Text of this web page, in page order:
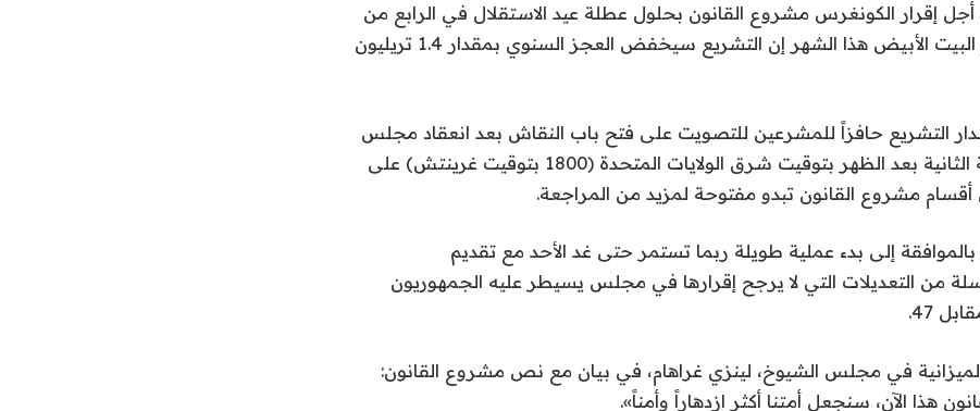
إقرار الكونغرس مشروع القانون بحلول عطلة عيد الاستقلال في الرابع من
يوليو (تموز). وقال البيت الأبيض هذا الشهر إن التشريع سيخفض العجز السنوي بمقدار 1.4 تريليون
التشريع حافزاً للمشرعين للتصويت على فتح باب النقاش بعد انعقاد مجلس
الشيوخ في الساعة الثانية بعد الظهر بتوقيت شرق الولايات المتحدة (1800 بتوقيت غرينتش) على
مشروع القانون تبدو مفتوحة لمزيد من المراجعة.
إلى بدء عملية طويلة ربما تستمر حتى غد الأحد مع تقديم
من التعديلات التي لا يرجح إقرارها في مجلس يسيطر عليه الجمهوريون
في مجلس الشيوخ، لينزي غراهام، في بيان مع نص مشروع القانون:
هذا الآن، سنجعل أمتنا أكثر ازدهاراً وأمناً».